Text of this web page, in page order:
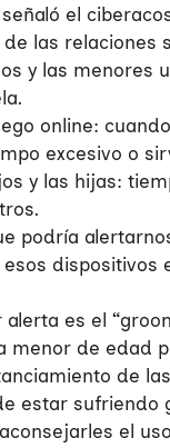
el
las
y las menores
online:
excesivo o
y las hijas:
podría
es el
de edad
de
estar
el